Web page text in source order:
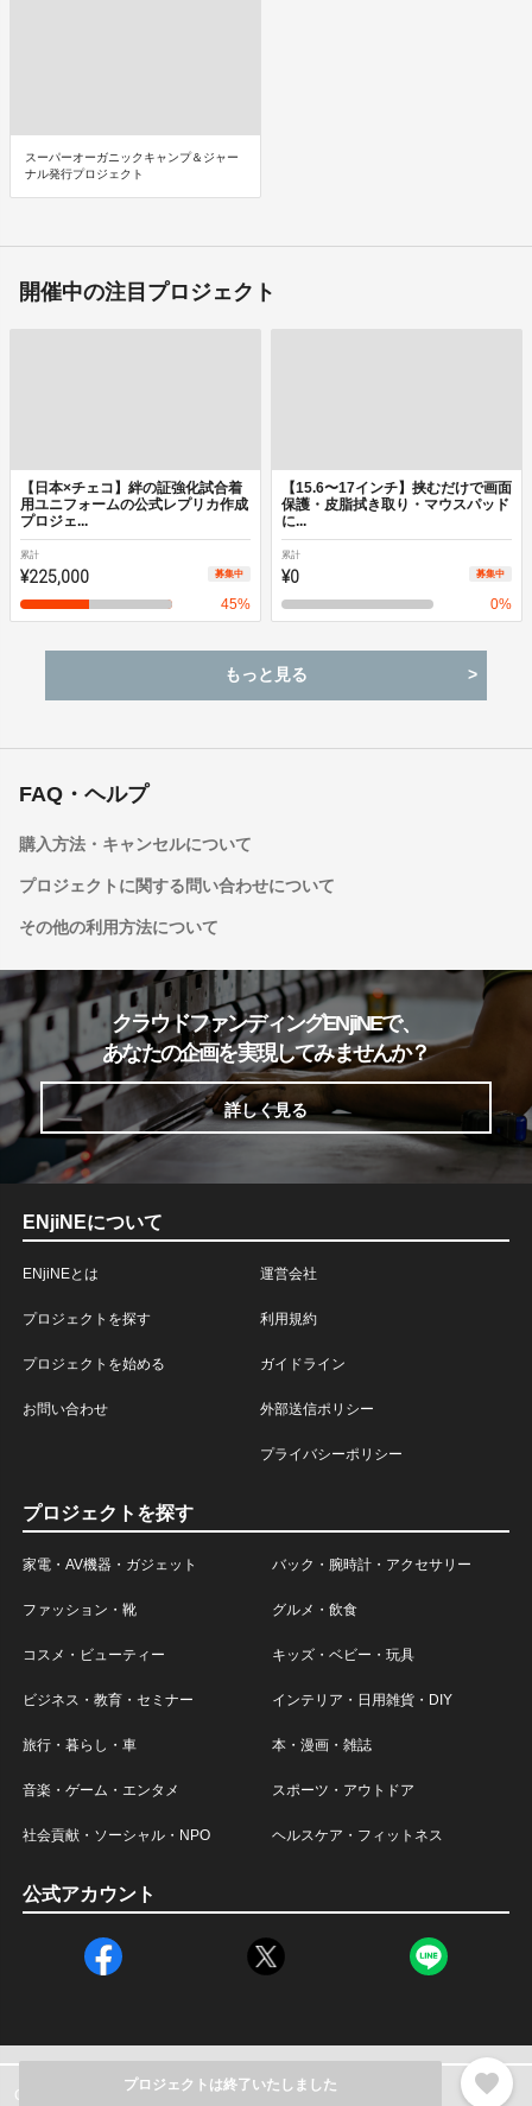
プロジェクトは終了いたしました favorite
スーパーオーガニックキャンプ＆ジャー
ナル発行プロジェクト
開催中の注目プロジェクト
【日本×チェコ】絆の証強化試合着
用ユニフォームの公式レプリカ作成
プロジェ...
累計
¥225,000 募集中
45%
【15.6〜17インチ】挟むだけで画面
保護・皮脂拭き取り・マウスパッド
に...
累計
¥0 募集中
0%
もっと見る
FAQ・ヘルプ
購入方法・キャンセルについて
プロジェクトに関する問い合わせについて
その他の利用方法について
クラウドファンディングENjiNEで、
あなたの企画を実現してみませんか？
詳しく見る
ENjiNEについて
ENjiNEとは
プロジェクトを探す
プロジェクトを始める
お問い合わせ
運営会社
利用規約
ガイドライン
外部送信ポリシー
プライバシーポリシー
プロジェクトを探す
家電・AV機器・ガジェット バック・腕時計・アクセサリー
ファッション・靴 グルメ・飲食
コスメ・ビューティー キッズ・ベビー・玩具
ビジネス・教育・セミナー インテリア・日用雑貨・DIY
旅行・暮らし・車 本・漫画・雑誌
音楽・ゲーム・エンタメ スポーツ・アウトドア
社会貢献・ソーシャル・NPO ヘルスケア・フィットネス
公式アカウント
Copyright © Relic Inc. All rights reserved.